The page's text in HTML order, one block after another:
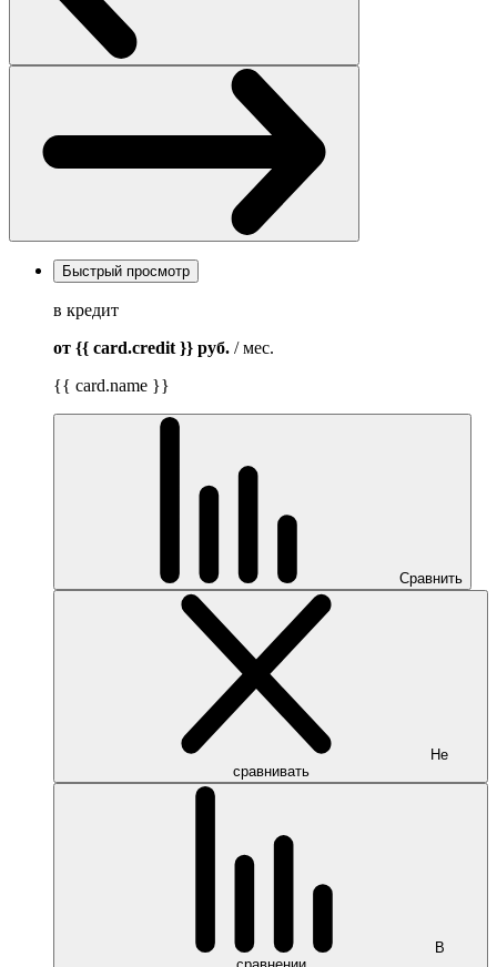
Быстрый просмотр
в кредит
от {{ card.credit }} руб. / мес.
{{ card.name }}
Сравнить
Не
сравнивать
В